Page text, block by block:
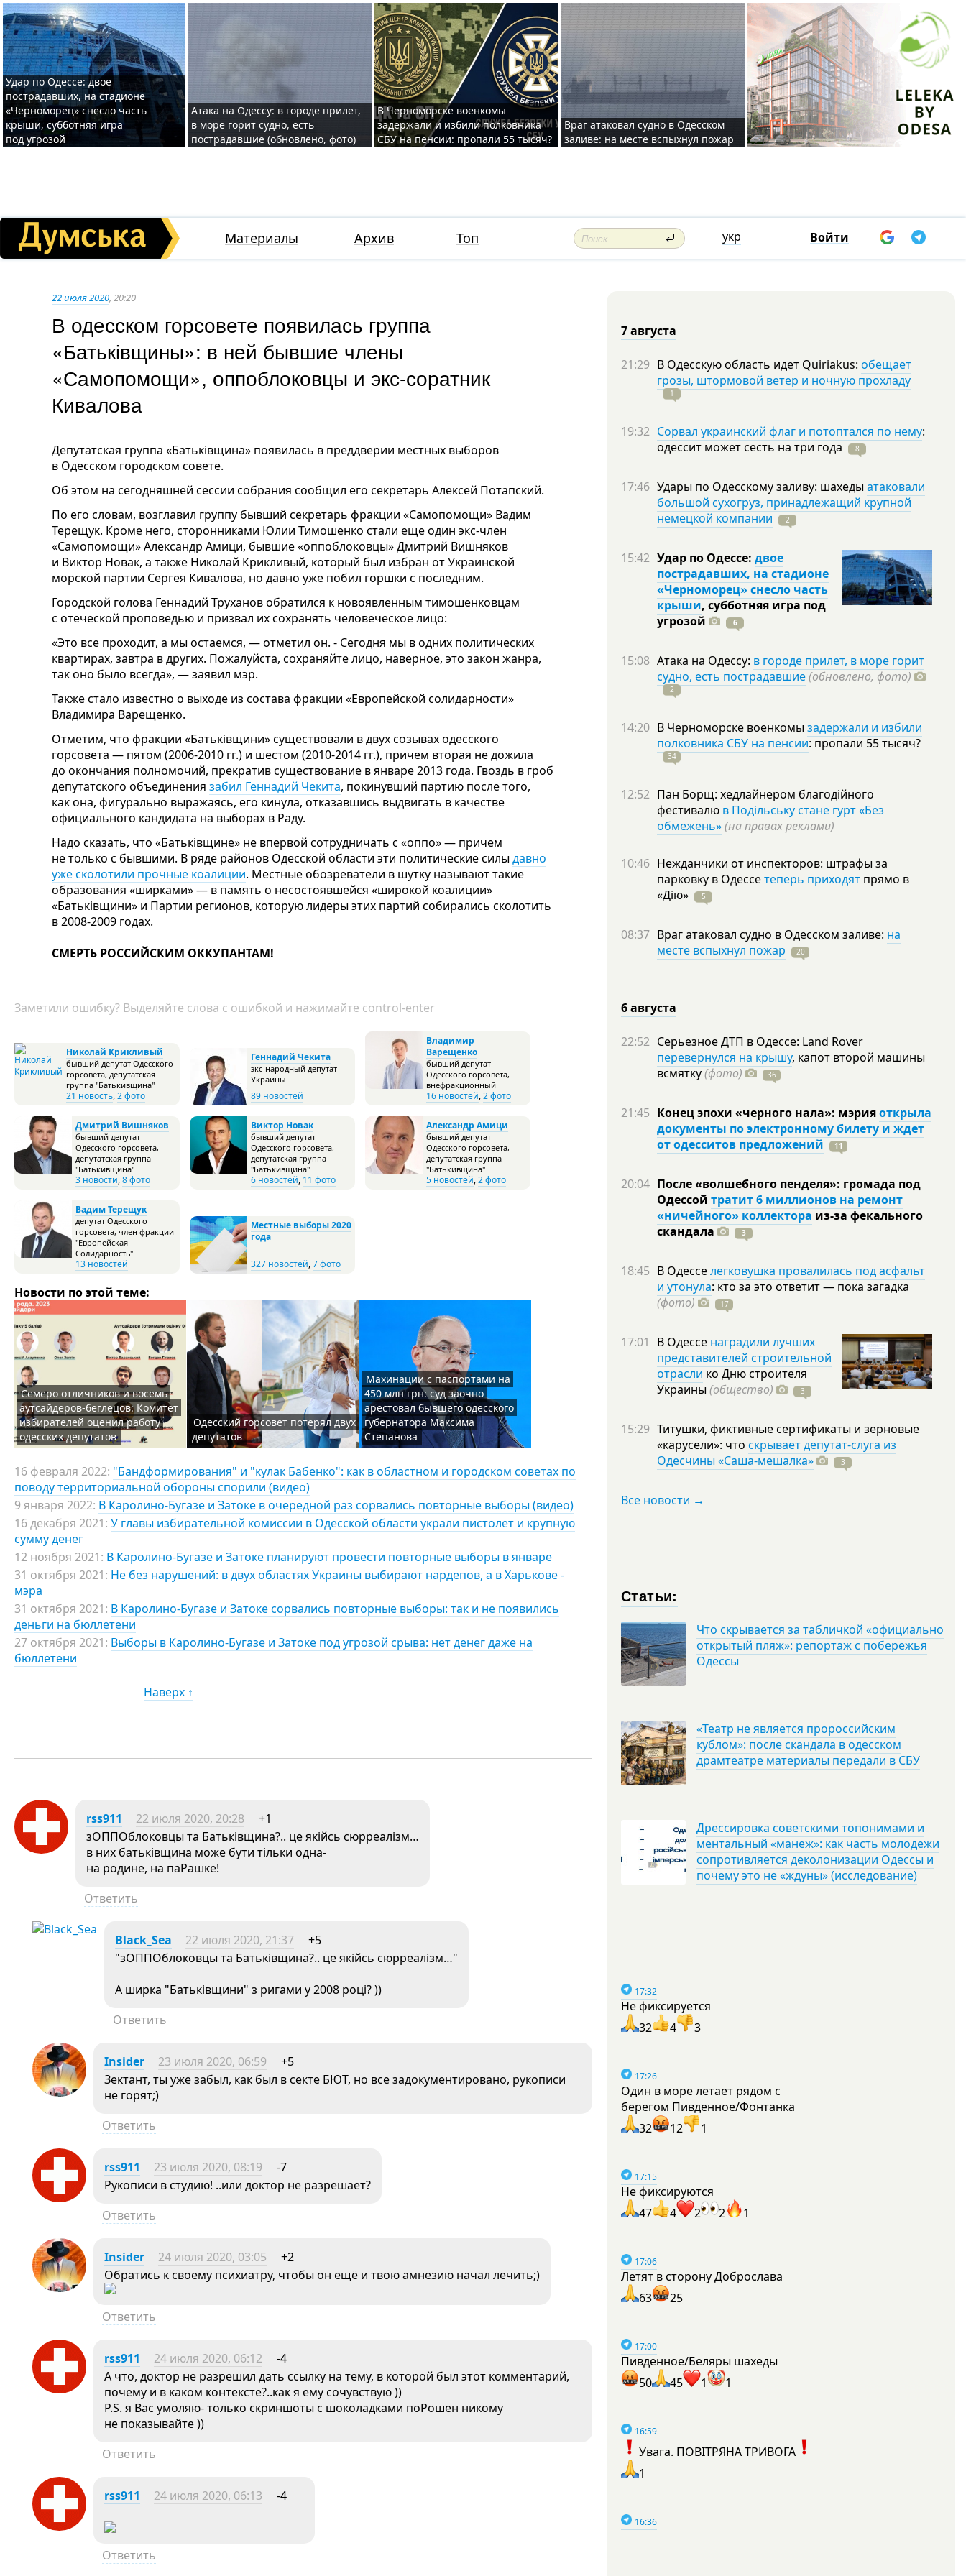
Удар по Одессе: двое
пострадавших, на стадионе
«Черноморец» снесло часть
крыши, субботняя игра
под угрозой
Атака на Одессу: в городе прилет,
в море горит судно, есть
пострадавшие (обновлено, фото)
В Черноморске военкомы
задержали и избили полковника
СБУ на пенсии: пропали 55 тысяч?
Враг атаковал судно в Одесском
заливе: на месте вспыхнул пожар
Материалы Архив Топ укр Войти
22 июля 2020, 20:20
В одесском горсовете появилась группа
«Батьківщины»: в ней бывшие члены
«Самопомощи», оппоблоковцы и экс-соратник
Кивалова
Депутатская группа «Батьківщина» появилась в преддверии местных выборов
в Одесском городском совете.
Об этом на сегодняшней сессии собрания сообщил его секретарь Алексей Потапский.
По его словам, возглавил группу бывший секретарь фракции «Самопомощи» Вадим
Терещук. Кроме него, сторонниками Юлии Тимошенко стали еще один экс-член
«Самопомощи» Александр Амици, бывшие «оппоблоковцы» Дмитрий Вишняков
и Виктор Новак, а также Николай Крикливый, который был избран от Украинской
морской партии Сергея Кивалова, но давно уже побил горшки с последним.
Городской голова Геннадий Труханов обратился к новоявленным тимошенковцам
с отеческой проповедью и призвал их сохранять человеческое лицо:
«Это все проходит, а мы остаемся, — отметил он. - Сегодня мы в одних политических
квартирах, завтра в других. Пожалуйста, сохраняйте лицо, наверное, это закон жанра,
так оно было всегда», — заявил мэр.
Также стало известно о выходе из состава фракции «Европейской солидарности»
Владимира Варещенко.
Отметим, что фракции «Батьківщини» существовали в двух созывах одесского
горсовета — пятом (2006-2010 гг.) и шестом (2010-2014 гг.), причем вторая не дожила
до окончания полномочий, прекратив существование в январе 2013 года. Гвоздь в гроб
депутатского объединения забил Геннадий Чекита, покинувший партию после того,
как она, фигурально выражаясь, его кинула, отказавшись выдвигать в качестве
официального кандидата на выборах в Раду.
Надо сказать, что «Батьківщине» не впервой сотрудничать с «оппо» — причем
не только с бывшими. В ряде районов Одесской области эти политические силыдавно
уже сколотили прочные коалиции. Местные обозреватели в шутку называют такие
образования «ширками» — в память о несостоявшейся «широкой коалиции»
«Батьківщини» и Партии регионов, которую лидеры этих партий собирались сколотить
в 2008-2009 годах.
СМЕРТЬ РОССИЙСКИМ ОККУПАНТАМ!
Заметили ошибку? Выделяйте слова с ошибкой и нажимайте control-enter
Николай Крикливый
бывший депутат Одесского
горсовета, депутатская
группа "Батькивщина"
21 новость,2 фото
Геннадий Чекита
экс-народный депутат
Украины
89 новостей
Владимир
Варещенко
бывший депутат
Одесского горсовета,
внефракционный
16 новостей,2 фото
Дмитрий Вишняков
бывший депутат
Одесского горсовета,
депутатская группа
"Батькивщина"
3 новости,8 фото
Виктор Новак
бывший депутат
Одесского горсовета,
депутатская группа
"Батькивщина"
6 новостей, 11 фото
Александр Амици
бывший депутат
Одесского горсовета,
депутатская группа
"Батькивщина"
5 новостей,2 фото
Вадим Терещук
депутат Одесского
горсовета, член фракции
"Европейская
Солидарность"
13 новостей
Местные выборы 2020
года
327 новостей,7 фото
Новости по этой теме:
Семеро отличников и восемь
аутсайдеров-беглецов: Комитет
избирателей оценил работу
одесских депутатов
Одесский горсовет потерял двух
депутатов
Махинации с паспортами на
450 млн грн: суд заочно
арестовал бывшего одесского
губернатора Максима
Степанова
16 февраля 2022: "Бандформирования" и "кулак Бабенко": как в областном и городском советах по
поводу территориальной обороны спорили (видео)
9 января 2022: В Каролино-Бугазе и Затоке в очередной раз сорвались повторные выборы (видео)
16 декабря 2021: У главы избирательной комиссии в Одесской области украли пистолет и крупную
сумму денег
12 ноября 2021: В Каролино-Бугазе и Затоке планируют провести повторные выборы в январе
31 октября 2021: Не без нарушений: в двух областях Украины выбирают нардепов, а в Харькове -
мэра
31 октября 2021: В Каролино-Бугазе и Затоке сорвались повторные выборы: так и не появились
деньги на бюллетени
27 октября 2021: Выборы в Каролино-Бугазе и Затоке под угрозой срыва: нет денег даже на
бюллетени
Наверх ↑
rss911 22 июля 2020, 20:28
+1
зОППОблоковцы та Батьківщина?.. це якійсь сюрреалізм…
в них батьківщина може бути тільки одна-
на родине, на паРашке!
Ответить
Black_Sea 22 июля 2020, 21:37
+5
"зОППОблоковцы та Батьківщина?.. це якійсь сюрреалізм…"
А ширка "Батьківщини" з ригами у 2008 році? ))
Ответить
Insider 23 июля 2020, 06:59
+5
Зектант, ты уже забыл, как был в секте БЮТ, но все задокументировано, рукописи
не горят;)
Ответить
rss911 23 июля 2020, 08:19
-7
Рукописи в студию! ..или доктор не разрешает?
Ответить
Insider 24 июля 2020, 03:05
+2
Обратись к своему психиатру, чтобы он ещё и твою амнезию начал лечить;)
Ответить
rss911 24 июля 2020, 06:12
-4
А что, доктор не разрешил дать ссылку на тему, в которой был этот комментарий,
почему и в каком контексте?..как я ему сочувствую ))
P.S. я Вас умоляю- только скриншоты с шоколадками поРошен никому
не показывайте ))
Ответить
rss911 24 июля 2020, 06:13 -4
Ответить
7 августа
21:29 В Одесскую область идет Quiriakus: обещает
грозы, штормовой ветер и ночную прохладу
1
19:32 Сорвал украинский флаг и потоптался по нему:
одессит может сесть на три года 8
17:46 Удары по Одесскому заливу: шахеды атаковали
большой сухогруз, принадлежащий крупной
немецкой компании
2
15:42 Удар по Одессе: двое
пострадавших, на стадионе
«Черноморец» снесло часть
крыши, субботняя игра под
угрозой
6
15:08 Атака на Одессу: в городе прилет, в море горит
судно, есть пострадавшие(обновлено, фото)
2
14:20 В Черноморске военкомы задержали и избили
полковника СБУ на пенсии: пропали 55тысяч?
34
12:52 Пан Борщ: хедлайнером благодійного
фестивалю в Подільську стане гурт «Без
обмежень»(на правах реклами)
10:46 Нежданчики от инспекторов: штрафы за
парковку в Одессетеперь приходят прямо в
«Дію»
5
08:37 Враг атаковал судно в Одесском заливе: на
месте вспыхнул пожар
20
6 августа
22:52 Серьезное ДТП в Одессе: Land Rover
перевернулся на крышу, капот второй машины
всмятку(фото) 36
21:45 Конец эпохи «черного нала»: мэрияоткрыла
документы по электронному билету и ждет
от одесситов предложений
11
20:04 После «волшебного пенделя»: громада под
Одессой тратит 6 миллионов на ремонт
«ничейного» коллектора из-за фекального
скандала
3
18:45 В Одесселегковушка провалилась под асфальт
и утонула: кто за это ответит — пока загадка
(фото)
17
17:01 В Одессе наградили лучших
представителей строительной
отрасли ко Дню строителя
Украины (общество) 3
15:29 Титушки, фиктивные сертификаты и зерновые
«карусели»: что скрывает депутат-слуга из
Одесчины «Саша-мешалка»
3
Все новости →
Статьи:
Что скрывается за табличкой «официально
открытый пляж»: репортаж с побережья
Одессы
«Театр не является пророссийским
кублом»: после скандала в одесском
драмтеатре материалы передали в СБУ
Дрессировка советскими топонимами и
ментальный «манеж»: как часть молодежи
сопротивляется деколонизации Одессы и
почему это не «ждуны» (исследование)
17:32
Не фиксируется
32
4 3
17:26
Один в море летает рядом с
берегом Пивденное/Фонтанка
32
12 1
17:15
Не фиксируются
47
4 2 2 1
17:06
Летят в сторону Доброслава
63
25
17:00
Пивденное/Беляры шахеды
50
45 1 1
16:59
Увага. ПОВІТРЯНА ТРИВОГА
1
16:36